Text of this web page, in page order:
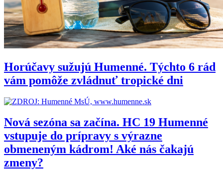
Horúčavy sužujú Humenné. Týchto 6 rád
vám pomôže zvládnuť tropické dni
Nová sezóna sa začína. HC 19 Humenné
vstupuje do prípravy s výrazne
obmeneným kádrom! Aké nás čakajú
zmeny?